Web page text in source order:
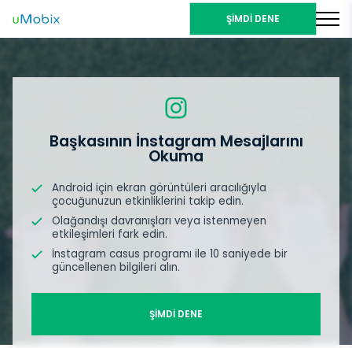
ŞİMDİ DENE
Başkasının İnstagram Mesajlarını
Okuma
Android için ekran görüntüleri aracılığıyla
çocuğunuzun etkinliklerini takip edin.
Olağandışı davranışları veya istenmeyen
etkileşimleri fark edin.
İnstagram casus programı ile 10 saniyede bir
güncellenen bilgileri alın.
ŞİMDİ DENE